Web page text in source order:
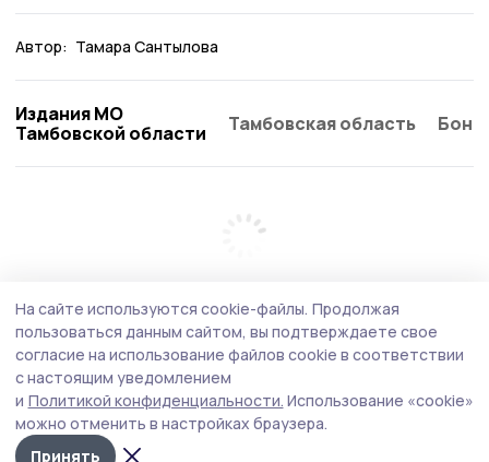
Автор: Тамара Сантылова
Издания МО
Тамбовской области
Тамбовская область
На сайте используются cookie-файлы. Продолжая
пользоваться данным сайтом, вы подтверждаете свое
согласие на использование файлов cookie в соответствии
с настоящим уведомлением
и Политикой конфиденциальности. Использование «cookie»
можно отменить в настройках браузера.
Принять